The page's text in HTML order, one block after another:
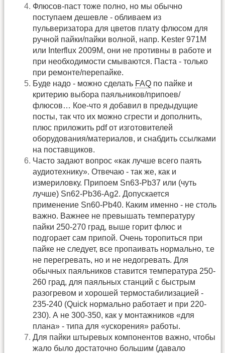
Флюсов-паст тоже полно, но мы обычно
поступаем дешевле - обливаем из
пульверизатора для цветов плату флюсом для
ручной пайки/пайки волной, напр. Kester 971M
или Interflux 2009M, они не противны в работе и
при необходимости смываются. Паста - только
при ремонте/перепайке.
Буде надо - можно сделать FAQ по пайке и
критерию выбора паяльников/припоев/
флюсов… Кое-что я добавил в предыдущие
посты, так что их можно сгрести и дополнить,
плюс приложить pdf от изготовителей
оборудования/материалов, и снабдить ссылками
на поставщиков.
Часто задают вопрос «как лучше всего паять
аудиотехнику». Отвечаю - так же, как и
измериловку. Припоем Sn63-Pb37 или (чуть
лучше) Sn62-Pb36-Ag2. Допускается
применение Sn60-Pb40. Каким именно - не столь
важно. Важнее не превышать температуру
пайки 250-270 град, выше горит флюс и
подгорает сам припой. Очень торопиться при
пайке не следует, все пропаивать нормально, т.е
не перегревать, но и не недогревать. Для
обычных паяльников ставится температура 250-
260 град, для паяльных станций с быстрым
разогревом и хорошей термостабилизацией -
235-240 (Quick нормально работает и при 220-
230). А не 300-350, как у монтажников «для
плана» - типа для «ускорения» работы.
Для пайки штыревых компонентов важно, чтобы
жало было достаточно большим (давало